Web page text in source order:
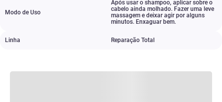
Modo de Uso
Após usar o shampoo, aplicar sobre o
cabelo ainda molhado. Fazer uma leve
massagem e deixar agir por alguns
minutos. Enxaguar bem.
Linha Reparação Total